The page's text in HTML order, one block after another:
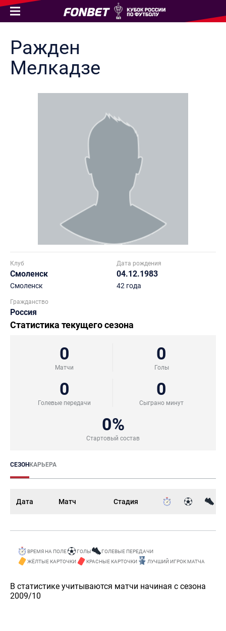
Ражден
Мелкадзе
Клуб
Смоленск
Смоленск
Дата рождения
04.12.1983
42 года
Гражданство
Россия
Статистика текущего сезона
0
Матчи
0
Голы
0
Голевые передачи
0
Сыграно минут
0%
Стартовый состав
СЕЗОНКАРЬЕРА
Дата Матч Стадия
ВРЕМЯ НА ПОЛЕ ГОЛЫ
ГОЛЕВЫЕ ПЕРЕДАЧИ
ЖЁЛТЫЕ КАРТОЧКИ
КРАСНЫЕ КАРТОЧКИ ЛУЧШИЙ ИГРОК МАТЧА
В статистике учитываются матчи начиная с сезона
2009/10